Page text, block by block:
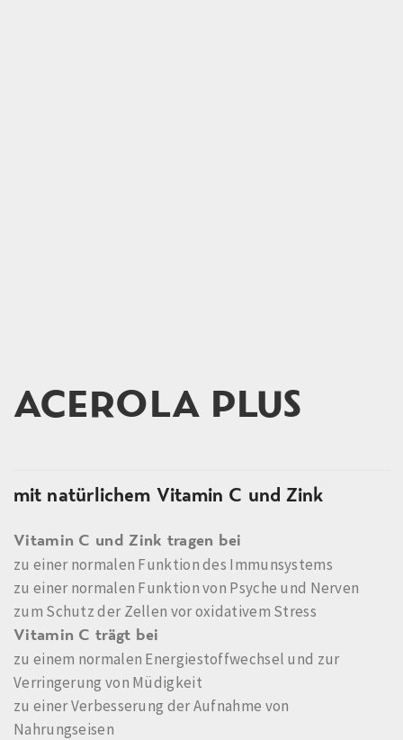
ACEROLA PLUS
mit natürlichem Vitamin C und Zink
Vitamin C und Zink tragen bei
zu einer normalen Funktion des Immunsystems
zu einer normalen Funktion von Psyche und Nerven
zum Schutz der Zellen vor oxidativem Stress
Vitamin C trägt bei
zu einem normalen Energiestoffwechsel und zur
Verringerung von Müdigkeit
zu einer Verbesserung der Aufnahme von
Nahrungseisen